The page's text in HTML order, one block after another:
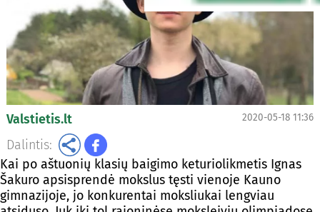
Valstietis.lt 2020-05-18 11:36
Dalintis:
Kai po aštuonių klasių baigimo keturiolikmetis Ignas
Šakuro apsisprendė mokslus tęsti vienoje Kauno
gimnazijoje, jo konkurentai moksliukai lengviau